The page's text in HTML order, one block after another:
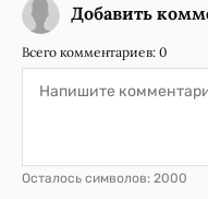
Добавить
Всего комментариев: 0
Осталось символов: 2000